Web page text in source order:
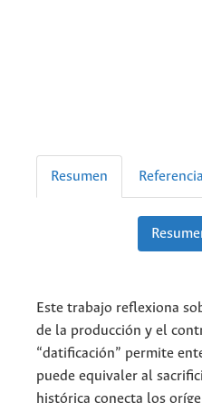
Resumen
Este trabajo reflexiona
de la producción y el
“datificación” permite
puede equivaler al
histórica conecta los